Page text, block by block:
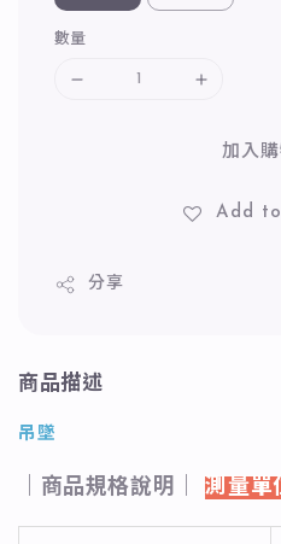
數量
加入
Add
分享
商品描述
吊墜
｜商品規格說明｜測量單